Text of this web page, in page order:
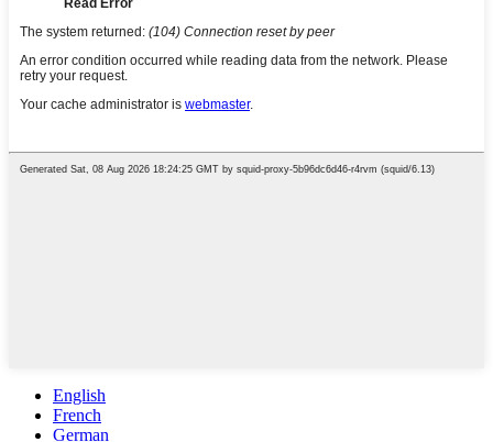
English
French
German